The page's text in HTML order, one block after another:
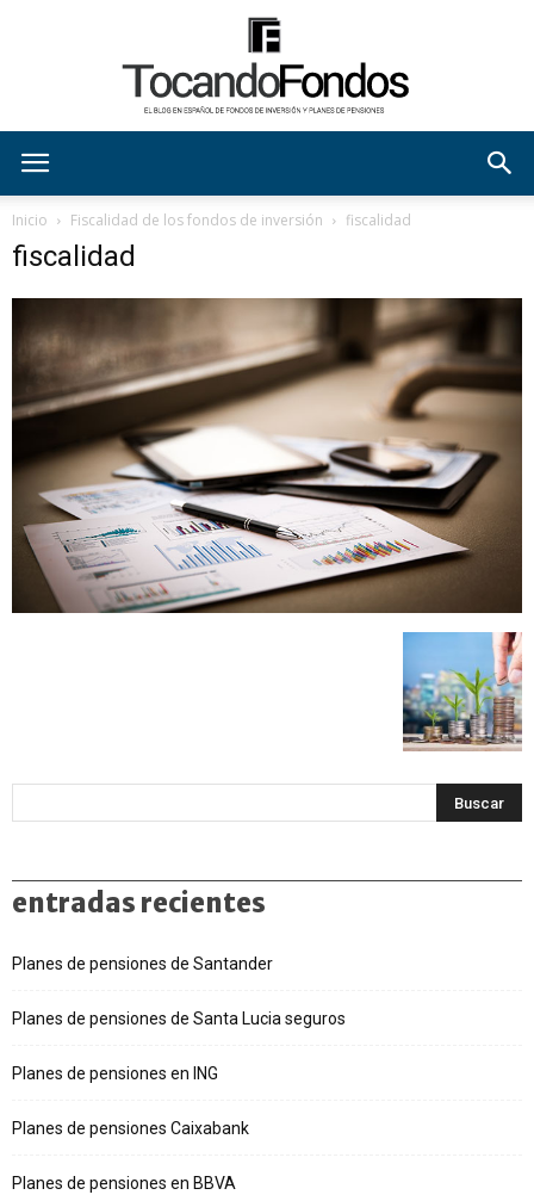
Inicio Fiscalidad de los fondos de inversión fiscalidad
fiscalidad
entradas recientes
Planes de pensiones de Santander
Planes de pensiones de Santa Lucia seguros
Planes de pensiones en ING
Planes de pensiones Caixabank
Planes de pensiones en BBVA